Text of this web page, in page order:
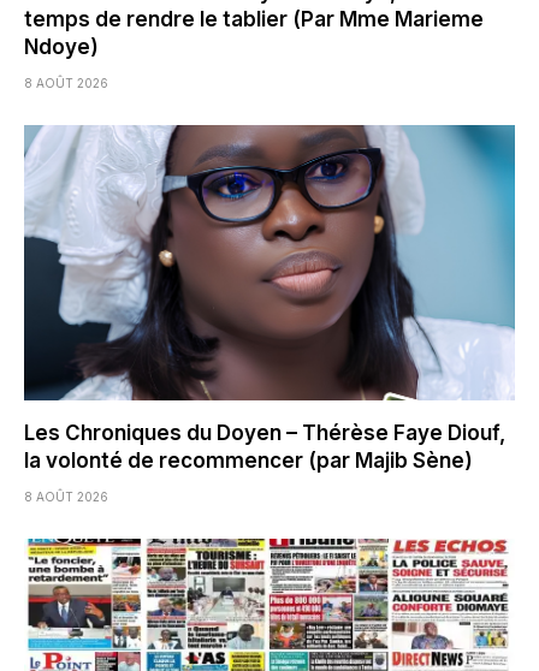
temps de rendre le tablier (Par Mme Marieme
Ndoye)
8 AOÛT 2026
Les Chroniques du Doyen – Thérèse Faye Diouf,
la volonté de recommencer (par Majib Sène)
8 AOÛT 2026